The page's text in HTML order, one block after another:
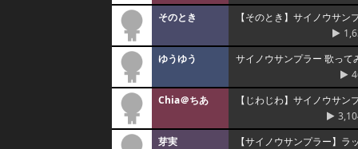
そのとき
【そのとき】サイノウサン
ゆうゆう
サイノウサンプラー 歌っ
Chia＠ちあ
【じわじわ】サイノウサ
芽実
【サイノウサンプラー】